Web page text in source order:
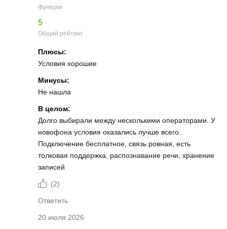
Функции
5
Общий рейтинг
Плюсы:
Условия хорошие
Минусы:
Не нашла
В целом:
Долго выбирали между несколькими операторами. У
новофона условия оказались лучше всего.
Подключение бесплатное, связь ровная, есть
толковая поддержка, распознавание речи, хранение
записей
(2)
Ответить
20 июля 2026